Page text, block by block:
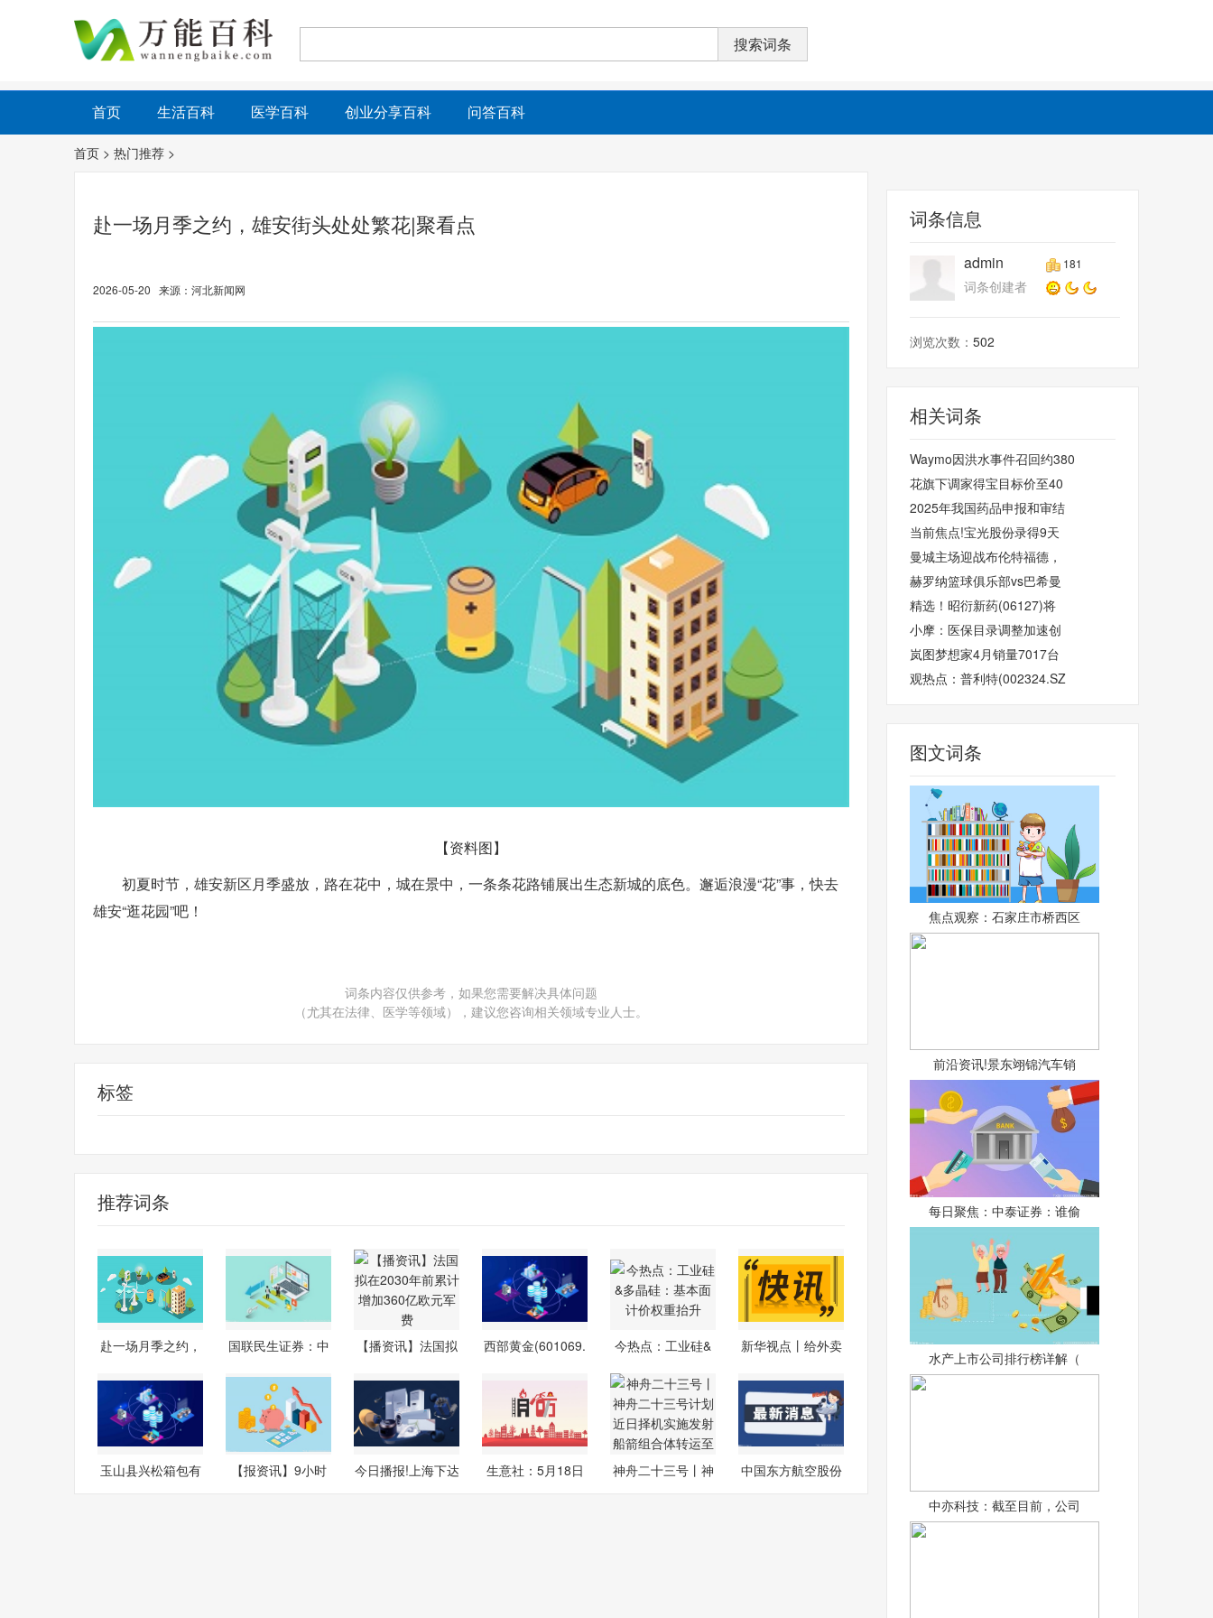
首页 生活百科 医学百科 创业分享百科 问答百科
首页 > 热门推荐 >
赴一场月季之约，雄安街头处处繁花|聚看点
2026-05-20 来源：河北新闻网
【资料图】
初夏时节，雄安新区月季盛放，路在花中，城在景中，一条条花路铺展出生态新城的底色。邂逅浪漫“花”事，快去
雄安“逛花园”吧！
词条内容仅供参考，如果您需要解决具体问题
（尤其在法律、医学等领域），建议您咨询相关领域专业人士。
标签
推荐词条
赴一场月季之约，
国联民生证券：中
【播资讯】法国拟
西部黄金(601069.
今热点：工业硅&
新华视点丨给外卖
玉山县兴松箱包有
【报资讯】9小时
今日播报!上海下达
生意社：5月18日
神舟二十三号丨神
中国东方航空股份
词条信息
admin 181
词条创建者
浏览次数： 502
相关词条
Waymo因洪水事件召回约380
花旗下调家得宝目标价至40
2025年我国药品申报和审结
当前焦点!宝光股份录得9天
曼城主场迎战布伦特福德，
赫罗纳篮球俱乐部vs巴希曼
精选！昭衍新药(06127)将
小摩：医保目录调整加速创
岚图梦想家4月销量7017台
观热点：普利特(002324.SZ
图文词条
焦点观察：石家庄市桥西区
前沿资讯!景东翊锦汽车销
每日聚焦：中泰证券：谁偷
水产上市公司排行榜详解（
中亦科技：截至目前，公司